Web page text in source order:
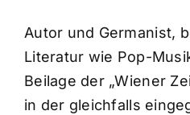
Autor und Germanist,
Literatur wie Pop-
Beilage der „Wiener
in der gleichfalls